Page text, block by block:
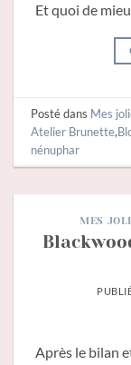
Et quoi de
Posté dans Mes
Atelier Brunette,
nénuphar
MES
Après le bilan